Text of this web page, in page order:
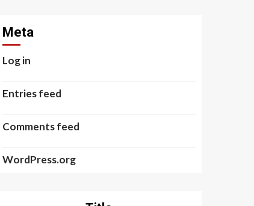
Meta
Log in
Entries feed
Comments feed
WordPress.org